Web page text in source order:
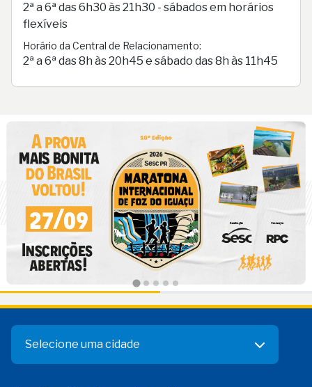
2ª a 6ª das 6h30 às 21h30 - sábados em horários
flexíveis
Horário da Central de Relacionamento:
2ª a 6ª das 8h às 20h45 e sábado das 8h às 11h45
Selecione uma cidade